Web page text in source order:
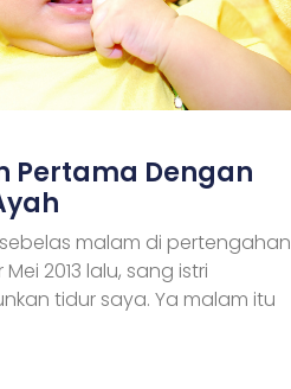
Pertama Dengan
malam di pertengahan
2013 lalu, sang istri
tidur saya. Ya malam itu